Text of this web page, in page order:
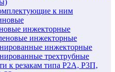
к ним
инжекторные
инжекторные
инжекторные
трехтрубные
к резакам типа Р2А, Р3П,